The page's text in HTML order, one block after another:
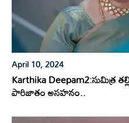
April 10, 2024
Karthika Deepam2:సుమిత్ర
పారిజాతం అసహనం..